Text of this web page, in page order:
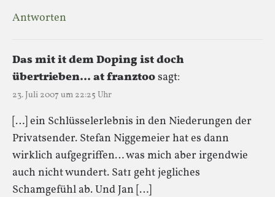
Antworten
Das mit it dem Doping ist doch
übertrieben… at franztoosagt:
23. Juli 2007 um 22:25 Uhr
[…] ein Schlüsselerlebnis in den Niederungen der
Privatsender. Stefan Niggemeier hat es dann
wirklich aufgegriffen… was mich aber irgendwie
auch nicht wundert. Sat1 geht jegliches
Schamgefühl ab. Und Jan […]